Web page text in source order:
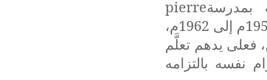
بمدرسةpierre
» ›› بالبليدة (ابتدائية سيدي يخلف حاليا)، من سنة 1956م إلى 1962م،
فعلى يدهم تعلَّم
نفسه بالتزامه